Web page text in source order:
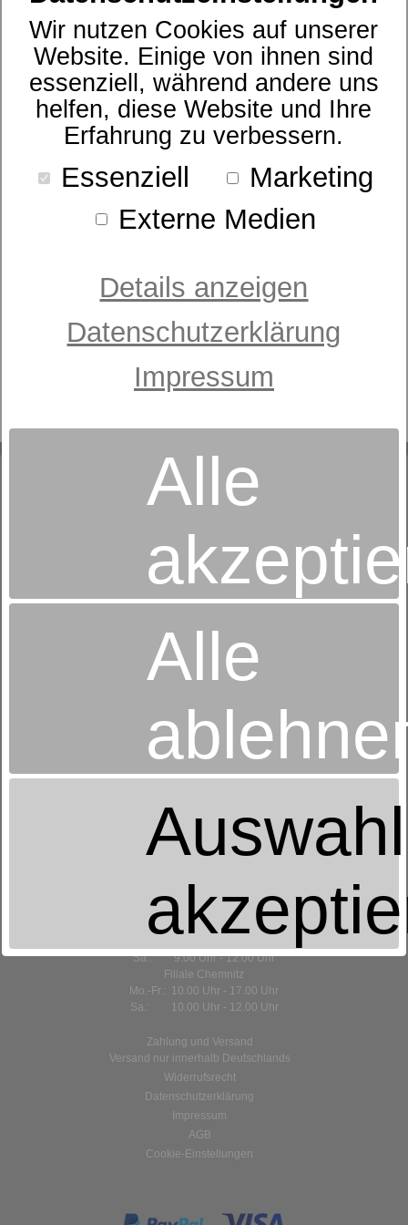
Preis
- bitte wählen -
Betten-Radtke
Inh. Alexander Heymann e.K.
08280 Aue
03771-26346
EMail schreiben
09111 Chemnitz
0371/631186
Öffnungszeiten:
Stammhaus Aue
Sa.: 9.00 Uhr - 12.00 Uhr
Filiale Chemnitz
Mo.-Fr.: 10.00 Uhr - 17.00 Uhr
Sa.: 10.00 Uhr - 12.00 Uhr
Zahlung und Versand
Versand nur innerhalb Deutschlands
Widerrufsrecht
Datenschutzerklärung
Impressum
AGB
Cookie-Einstellungen
Wir nutzen Cookies auf unserer
Website. Einige von ihnen sind
essenziell, während andere uns
helfen, diese Website und Ihre
Erfahrung zu verbessern.
Essenziell
Marketing
Externe Medien
Details anzeigen
Datenschutzerklärung
Impressum
Alle
Alle
Auswahl